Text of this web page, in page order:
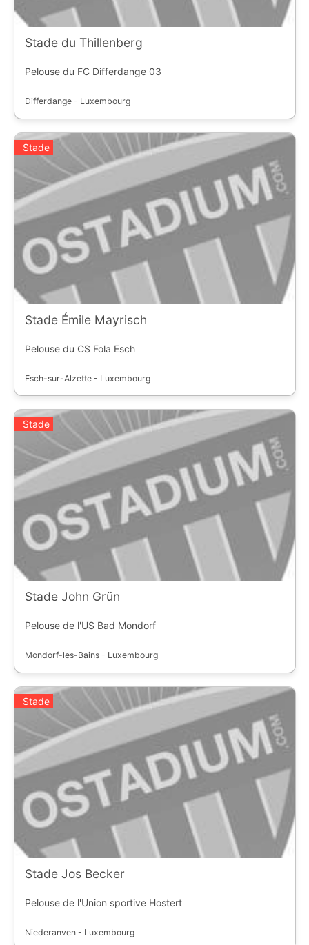
Stade du Thillenberg
Pelouse du FC Differdange 03
Differdange - Luxembourg
Stade
Stade Émile Mayrisch
Pelouse du CS Fola Esch
Esch-sur-Alzette - Luxembourg
Stade
Stade John Grün
Pelouse de l'US Bad Mondorf
Mondorf-les-Bains - Luxembourg
Stade
Stade Jos Becker
Pelouse de l'Union sportive Hostert
Niederanven - Luxembourg